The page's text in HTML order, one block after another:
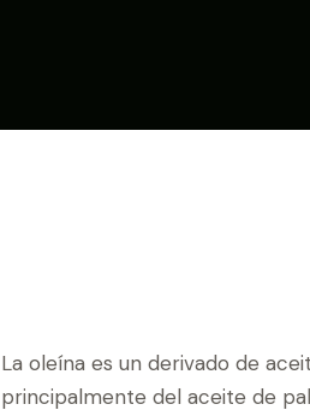
La oleína es un derivado de
principalmente del aceite de